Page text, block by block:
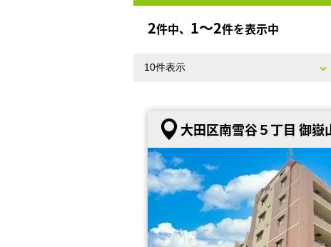
2件中、 1〜2件を表示中
大田区南雪谷５丁目 御嶽